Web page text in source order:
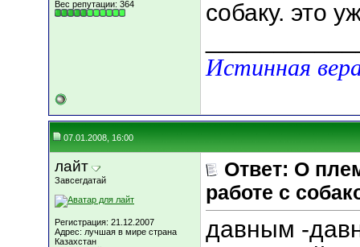
Вес репутации: 364
собаку. это
Истинная
07.01.2008, 16:00
лайт
Завсегдатай
Регистрация: 21.12.2007
Адрес: лучшая в мире страна
Казахстан
Ответ: О
работе с
давным -